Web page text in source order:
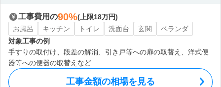
工事費用の90%(上限18万円)
お風呂
キッチン トイレ 洗面台 玄関
ベランダ
対象工事の例
手すりの取付け、段差の解消、引き戸等への扉の取替え、洋式便
器等への便器の取替えなど
工事金額の相場を見る